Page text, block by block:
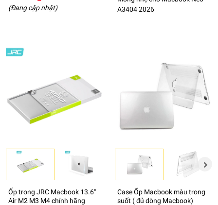
(Đang cập nhật)
A3404 2026
Ốp trong JRC Macbook 13.6"
Air M2 M3 M4 chính hãng
Case Ốp Macbook màu trong
suốt ( đủ dòng Macbook)